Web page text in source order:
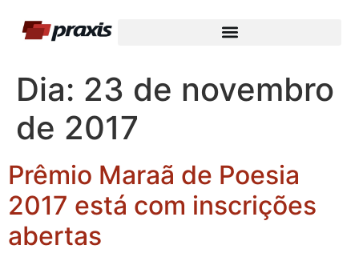
Dia: 23 de novembro
de 2017
Prêmio Maraã de Poesia
2017 está com inscrições
abertas